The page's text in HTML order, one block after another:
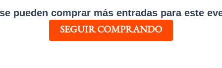
pueden comprar más entradas para este
SEGUIR COMPRANDO